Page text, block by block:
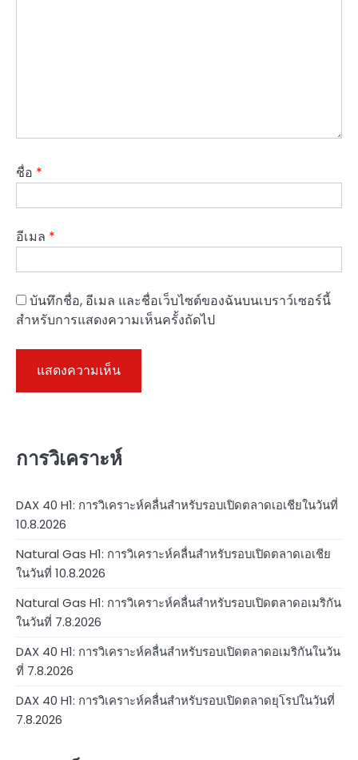
ชื่อ *
อีเมล *
บันทึกชื่อ, อีเมล และชื่อเว็บไซต์ของฉันบนเบราว์เซอร์นี้
สำหรับการแสดงความเห็นครั้งถัดไป
การวิเคราะห์
DAX 40 H1: การวิเคราะห์คลื่นสำหรับรอบเปิดตลาดเอเชียในวันที่
10.8.2026
Natural Gas H1: การวิเคราะห์คลื่นสำหรับรอบเปิดตลาดเอเชีย
ในวันที่ 10.8.2026
Natural Gas H1: การวิเคราะห์คลื่นสำหรับรอบเปิดตลาดอเมริกัน
ในวันที่ 7.8.2026
DAX 40 H1: การวิเคราะห์คลื่นสำหรับรอบเปิดตลาดอเมริกันในวัน
ที่ 7.8.2026
DAX 40 H1: การวิเคราะห์คลื่นสำหรับรอบเปิดตลาดยุโรปในวันที่
7.8.2026